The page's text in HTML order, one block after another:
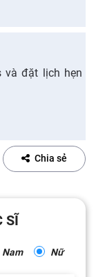
và đặt lịch hẹn
Chia sẻ
SĨ
Nam Nữ